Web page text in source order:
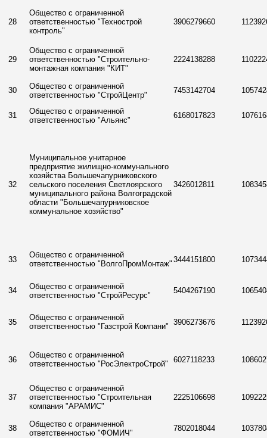
28
Общество с ограниченной
ответственностью "Технострой
контроль"
3906279660
29
Общество с ограниченной
ответственностью "Строительно-
монтажная компания "КИТ"
2224138288
30
Общество с ограниченной
ответственностью "СтройЦентр"
7453142704
31
Общество с ограниченной
ответственностью "Альянс"
6168017823
32
Муниципальное унитарное
предприятие жилищно-коммунального
хозяйства Большечапурниковского
сельского поселения Светлоярского
муниципального района Волгоградской
области "Большечапурниковское
коммунальное хозяйство"
3426012811
33
Общество с ограниченной
ответственностью "ВолгоПромМонтаж" 3444151800
34
Общество с ограниченной
ответственностью "СтройРесурс"
5404267190
35
Общество с ограниченной
ответственностью "Газстрой Компани" 3906273676
36
Общество с ограниченной
ответственностью "РосЭлектроСтрой"
6027118233
37
Общество с ограниченной
ответственностью "Строительная
компания "АРАМИС"
2225106698
38
Общество с ограниченной
ответственностью "ФОМИЧ"
7802018044